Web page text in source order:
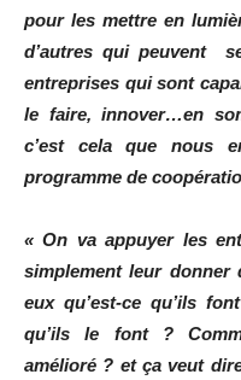
pour les mettre en
d’autres qui peuvent
entreprises qui sont
le faire, innover…en
c’est cela que nous
programme de
« On va appuyer les
simplement leur donner
eux qu’est-ce qu’ils
qu’ils le font ?
amélioré ? et ça veut